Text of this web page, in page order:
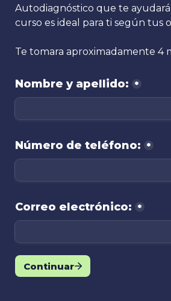
Autodiagnóstico que te ayudará
curso es ideal para ti según tus
Nombre y apellido: *
Número de teléfono: *
Correo electrónico: *
Continuar